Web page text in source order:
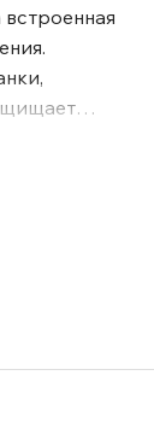
экрана